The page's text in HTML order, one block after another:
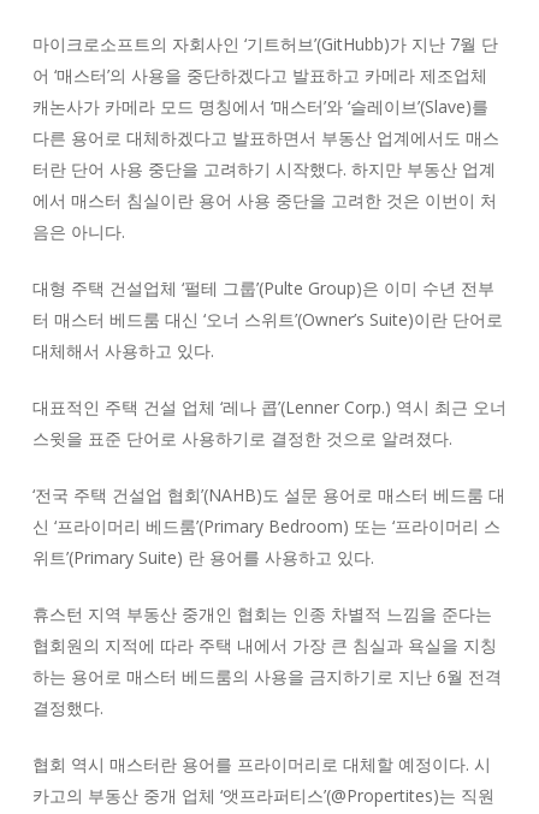
마이크로소프트의 자회사인 ‘기트허브’(GitHubb)가 지난 7월 단
어 ‘매스터’의 사용을 중단하겠다고 발표하고 카메라 제조업체
캐논사가 카메라 모드 명칭에서 ‘매스터’와 ‘슬레이브’(Slave)를
다른 용어로 대체하겠다고 발표하면서 부동산 업계에서도 매스
터란 단어 사용 중단을 고려하기 시작했다. 하지만 부동산 업계
에서 매스터 침실이란 용어 사용 중단을 고려한 것은 이번이 처
음은 아니다.
대형 주택 건설업체 ‘펄테 그룹’(Pulte Group)은 이미 수년 전부
터 매스터 베드룸 대신 ‘오너 스위트’(Owner’s Suite)이란 단어로
대체해서 사용하고 있다.
대표적인 주택 건설 업체 ‘레나 콥’(Lenner Corp.) 역시 최근 오너
스윗을 표준 단어로 사용하기로 결정한 것으로 알려졌다.
‘전국 주택 건설업 협회’(NAHB)도 설문 용어로 매스터 베드룸 대
신 ‘프라이머리 베드룸’(Primary Bedroom) 또는 ‘프라이머리 스
위트’(Primary Suite) 란 용어를 사용하고 있다.
휴스턴 지역 부동산 중개인 협회는 인종 차별적 느낌을 준다는
협회원의 지적에 따라 주택 내에서 가장 큰 침실과 욕실을 지칭
하는 용어로 매스터 베드룸의 사용을 금지하기로 지난 6월 전격
결정했다.
협회 역시 매스터란 용어를 프라이머리로 대체할 예정이다. 시
카고의 부동산 중개 업체 ‘앳프라퍼티스’(@Propertites)는 직원